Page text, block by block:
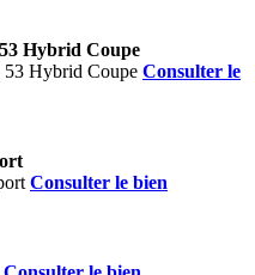
Hybrid Coupe
Consulter le
Consulter le bien